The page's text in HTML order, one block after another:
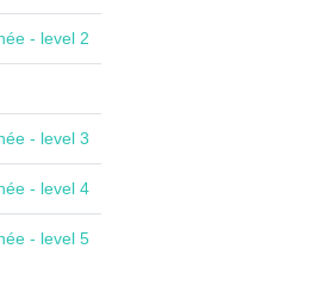
- level 2
- level 3
- level 4
- level 5